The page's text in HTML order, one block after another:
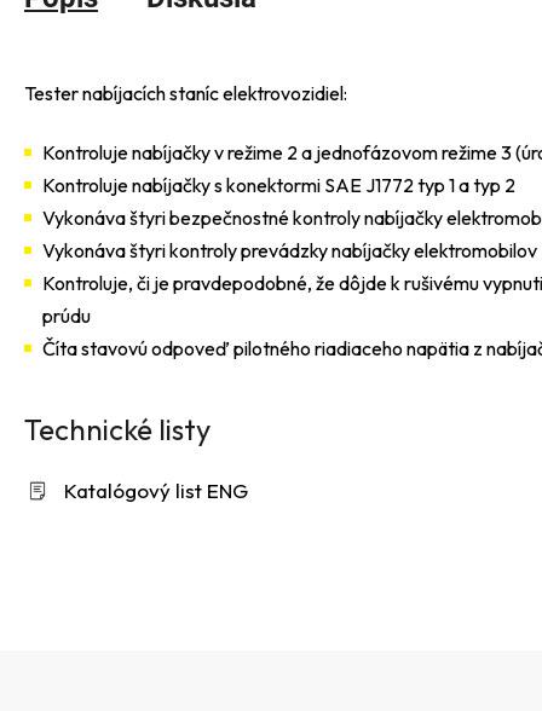
Tester nabíjacích staníc elektrovozidiel:
Kontroluje nabíjačky v režime 2 a jednofázovom režime 3
Kontroluje nabíjačky s konektormi SAE J1772 typ 1 a typ 2
Vykonáva štyri bezpečnostné kontroly nabíjačky
Vykonáva štyri kontroly prevádzky nabíjačky elektromobilov
Kontroluje, či je pravdepodobné, že dôjde k rušivému
prúdu
Číta stavovú odpoveď pilotného riadiaceho napätia z
Technické listy
Katalógový list ENG